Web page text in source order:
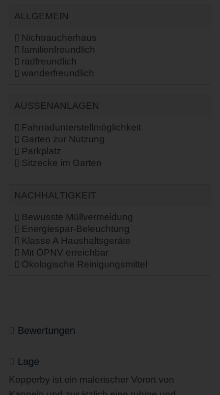
ALLGEMEIN
Nichtraucherhaus
familienfreundlich
radfreundlich
wanderfreundlich
AUSSENANLAGEN
Fahrradunterstellmöglichkeit
Garten zur Nutzung
Parkplatz
Sitzecke im Garten
NACHHALTIGKEIT
Bewusste Müllvermeidung
Energiespar-Beleuchtung
Klasse A Haushaltsgeräte
Mit ÖPNV erreichbar
Ökologische Reinigungsmittel
Bewertungen
Lage
Kopperby ist ein malerischer Vorort von